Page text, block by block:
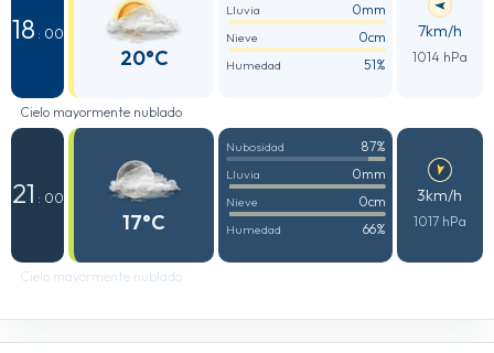
18 : 00
20°C
Lluvia 0mm
Nieve 0cm
Humedad 51%
7km/h
1014 hPa
Cielo mayormente nublado
21 : 00
17°C
Nubosidad 87%
Lluvia 0mm
Nieve 0cm
Humedad 66%
3km/h
1017 hPa
Cielo mayormente nublado